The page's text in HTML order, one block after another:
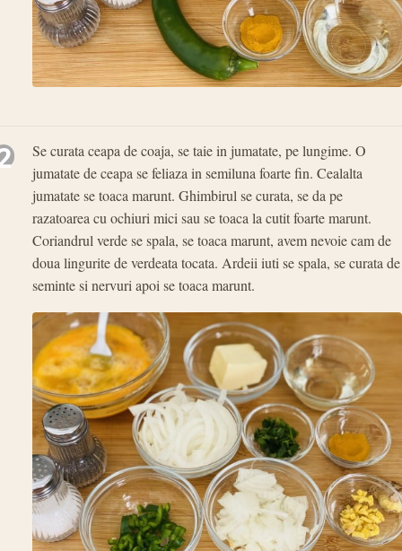
Se curata ceapa de coaja, se taie in jumatate, pe lungime. O
jumatate de ceapa se feliaza in semiluna foarte fin. Cealalta
jumatate se toaca marunt. Ghimbirul se curata, se da pe
razatoarea cu ochiuri mici sau se toaca la cutit foarte marunt.
Coriandrul verde se spala, se toaca marunt, avem nevoie cam de
doua lingurite de verdeata tocata. Ardeii iuti se spala, se curata de
seminte si nervuri apoi se toaca marunt.